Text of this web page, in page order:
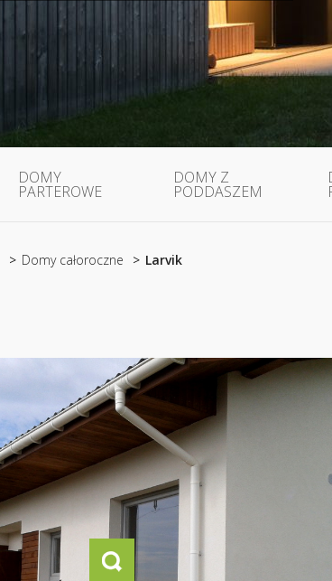
DOMY
PARTEROWE
DOMY Z
PODDASZEM
Domy całoroczne Larvik